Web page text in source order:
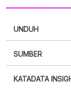
UNDUH
SUMBER
punya akun?
KATADATA